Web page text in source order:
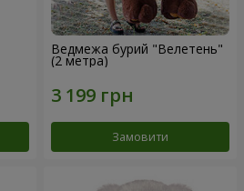
Ведмежа бурий "Велетень"
(2 метра)
Замовити